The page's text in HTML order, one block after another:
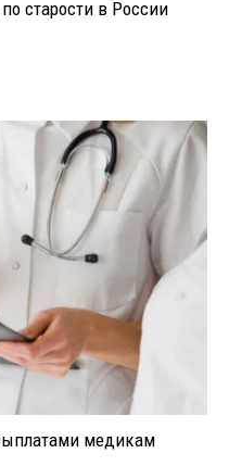
старости в России
медикам